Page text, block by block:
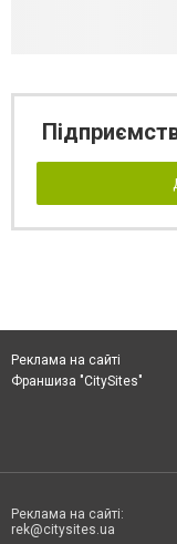
Реклама на сайті
Франшиза "CitySites"
Реклама на сайті:
rek@citysites.ua